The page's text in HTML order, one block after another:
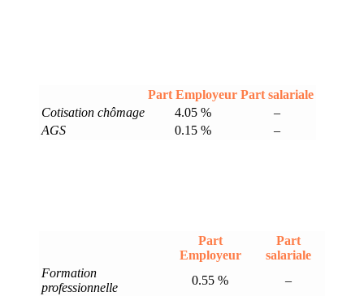
Part Employeur Part salariale
Cotisation chômage
4.05 %
–
AGS
0.15 % –
Part
Employeur
Part
salariale
Formation
professionnelle
0.55 %
–